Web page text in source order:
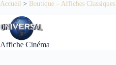
Passer
contenu
Accueil > Boutique – Affiches Classiques
Affiche Cinéma